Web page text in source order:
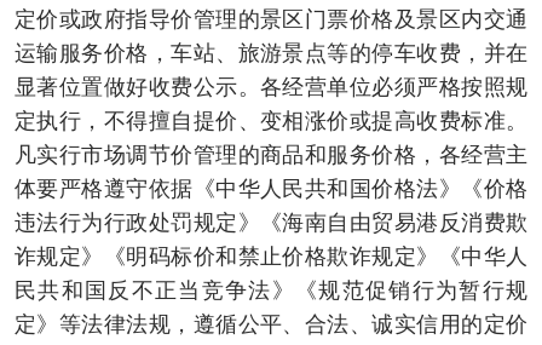
定价或政府指导价管理的景区门票价格及景区内交通
运输服务价格，车站、旅游景点等的停车收费，并在
显著位置做好收费公示。各经营单位必须严格按照规
定执行，不得擅自提价、变相涨价或提高收费标准。
凡实行市场调节价管理的商品和服务价格，各经营主
体要严格遵守依据《中华人民共和国价格法》《价格
违法行为行政处罚规定》《海南自由贸易港反消费欺
诈规定》《明码标价和禁止价格欺诈规定》《中华人
民共和国反不正当竞争法》《规范促销行为暂行规
定》等法律法规，遵循公平、合法、诚实信用的定价